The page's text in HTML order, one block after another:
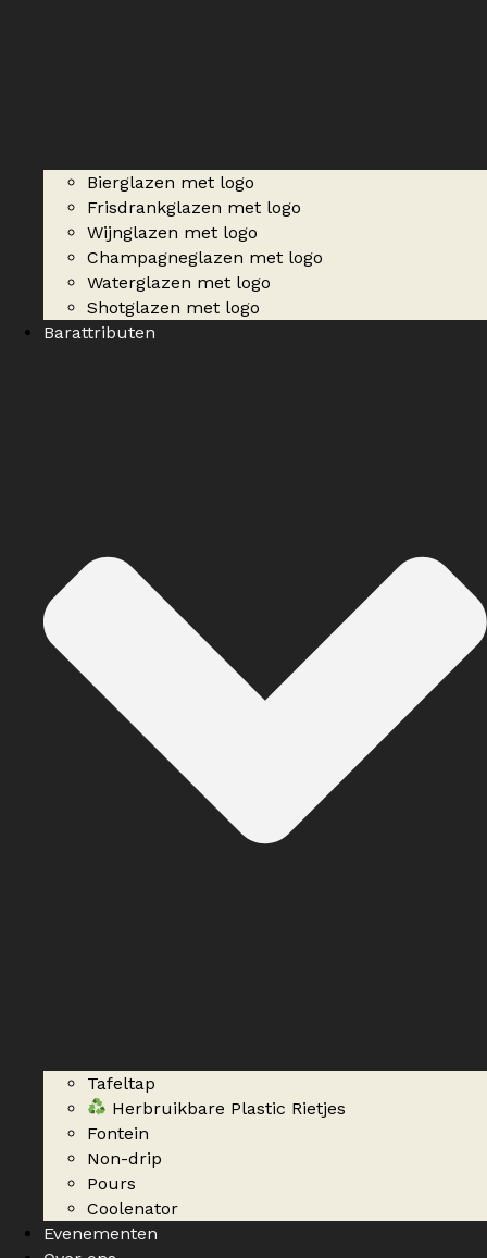
Bierglazen met logo
Frisdrankglazen met logo
Wijnglazen met logo
Champagneglazen met logo
Waterglazen met logo
Shotglazen met logo
Barattributen
Tafeltap
Herbruikbare Plastic Rietjes
Fontein
Non-drip
Pours
Coolenator
Evenementen